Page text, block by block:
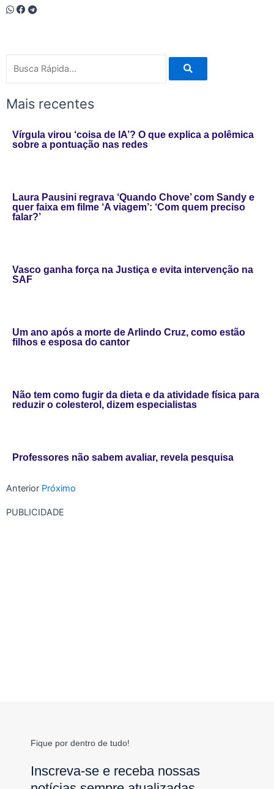
Mais recentes
Vírgula virou ‘coisa de IA’? O que explica a polêmica
sobre a pontuação nas redes
Laura Pausini regrava ‘Quando Chove’ com Sandy e
quer faixa em filme ‘A viagem’: ‘Com quem preciso
falar?’
Vasco ganha força na Justiça e evita intervenção na
SAF
Um ano após a morte de Arlindo Cruz, como estão
filhos e esposa do cantor
Não tem como fugir da dieta e da atividade física para
reduzir o colesterol, dizem especialistas
Professores não sabem avaliar, revela pesquisa
Anterior Próximo
PUBLICIDADE
Fique por dentro de tudo!
Inscreva-se e receba nossas